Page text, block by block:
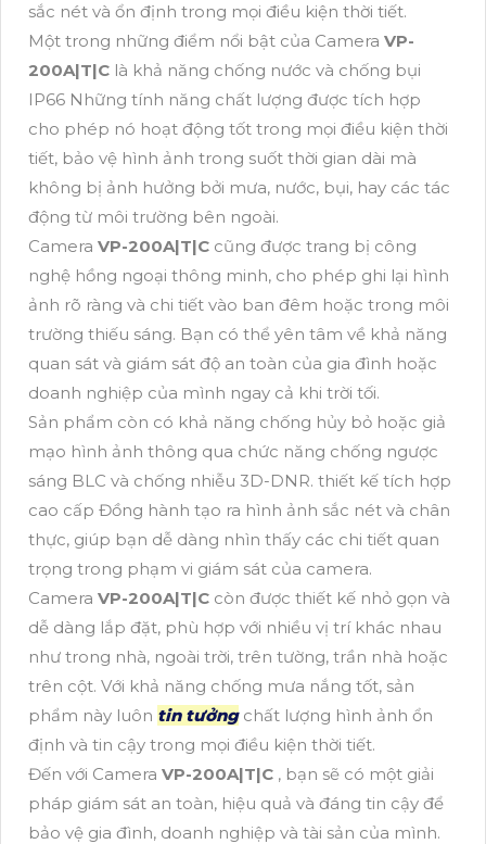
sắc nét và ổn định trong mọi điều kiện thời tiết.
Một trong những điểm nổi bật của Camera VP-
200A|T|C là khả năng chống nước và chống bụi
IP66 Những tính năng chất lượng được tích hợp
cho phép nó hoạt động tốt trong mọi điều kiện thời
tiết, bảo vệ hình ảnh trong suốt thời gian dài mà
không bị ảnh hưởng bởi mưa, nước, bụi, hay các tác
động từ môi trường bên ngoài.
Camera VP-200A|T|C cũng được trang bị công
nghệ hồng ngoại thông minh, cho phép ghi lại hình
ảnh rõ ràng và chi tiết vào ban đêm hoặc trong môi
trường thiếu sáng. Bạn có thể yên tâm về khả năng
quan sát và giám sát độ an toàn của gia đình hoặc
doanh nghiệp của mình ngay cả khi trời tối.
Sản phẩm còn có khả năng chống hủy bỏ hoặc giả
mạo hình ảnh thông qua chức năng chống ngược
sáng BLC và chống nhiễu 3D-DNR. thiết kế tích hợp
cao cấp Đồng hành tạo ra hình ảnh sắc nét và chân
thực, giúp bạn dễ dàng nhìn thấy các chi tiết quan
trọng trong phạm vi giám sát của camera.
Camera VP-200A|T|C còn được thiết kế nhỏ gọn và
dễ dàng lắp đặt, phù hợp với nhiều vị trí khác nhau
như trong nhà, ngoài trời, trên tường, trần nhà hoặc
trên cột. Với khả năng chống mưa nắng tốt, sản
phẩm này luôn tin tưởngchất lượng hình ảnh ổn
định và tin cậy trong mọi điều kiện thời tiết.
Đến với Camera VP-200A|T|C , bạn sẽ có một giải
pháp giám sát an toàn, hiệu quả và đáng tin cậy để
bảo vệ gia đình, doanh nghiệp và tài sản của mình.